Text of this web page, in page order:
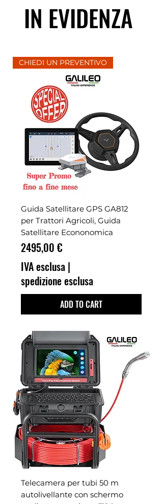
IN EVIDENZA
CHIEDI UN PREVENTIVO
Guida Satellitare GPS GA812
per Trattori Agricoli, Guida
Satellitare Econonomica
Prezzo
2495,00 €
IVA esclusa |
spedizione esclusa
ADD TO CART
Telecamera per tubi 50 m
autolivellante con schermo